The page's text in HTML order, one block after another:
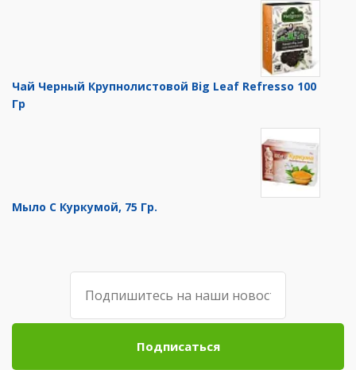
Чай Черный Крупнолистовой Big Leaf Refresso 100
Гр
Мыло С Куркумой, 75 Гр.
Подписаться